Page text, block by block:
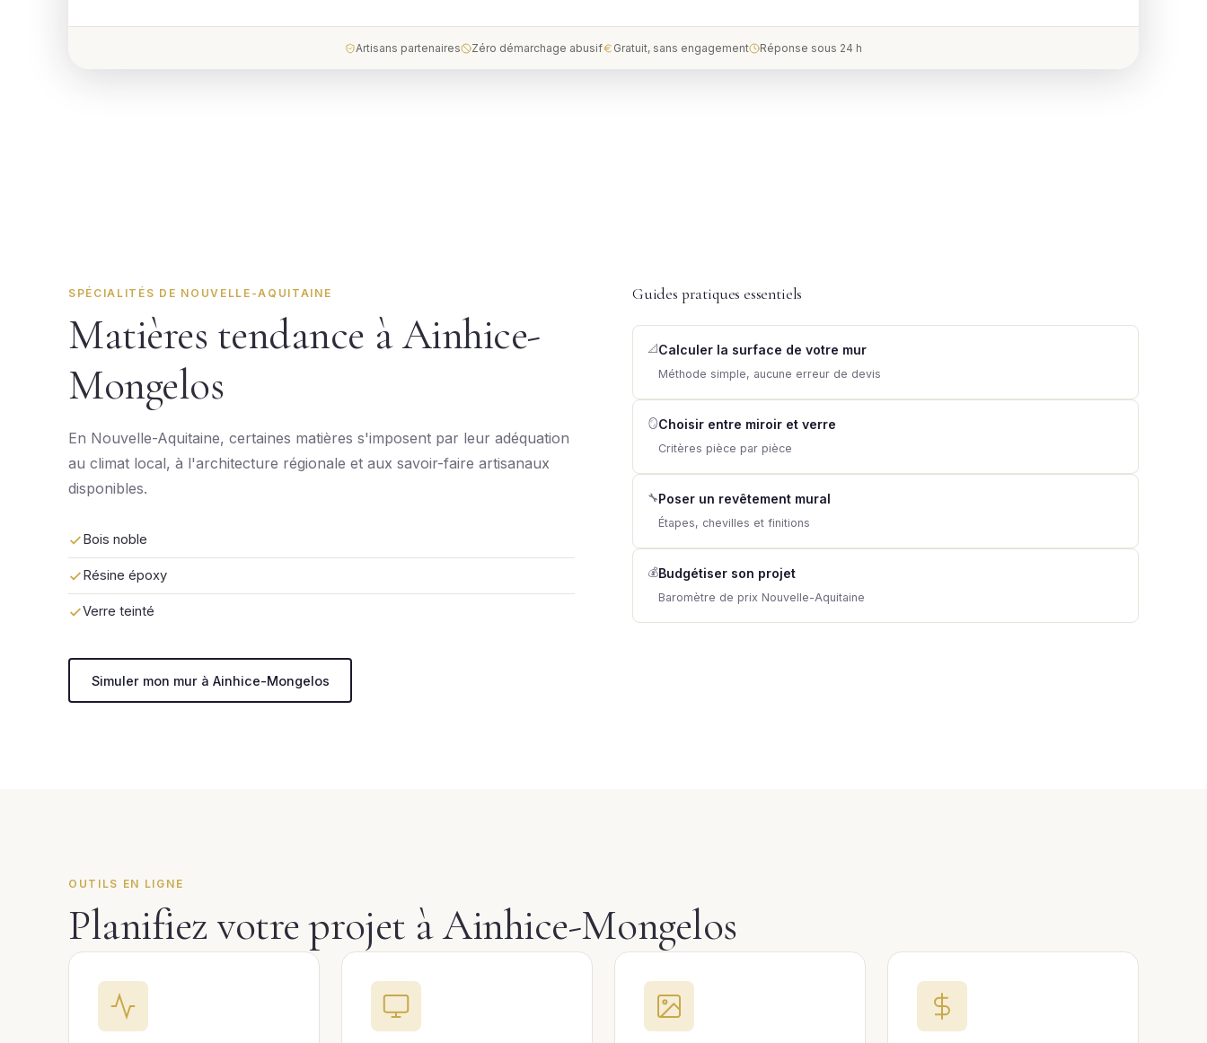
Artisans partenaires Zéro démarchage abusif Gratuit, sans engagement Réponse sous 24 h
SPÉCIALITÉS DE NOUVELLE-AQUITAINE
Matières tendance à Ainhice-
Mongelos
En Nouvelle-Aquitaine, certaines matières s'imposent par leur adéquation
au climat local, à l'architecture régionale et aux savoir-faire artisanaux
disponibles.
Bois noble
Résine époxy
Verre teinté
Simuler mon mur à Ainhice-Mongelos
Guides pratiques essentiels
📐 Calculer la surface de votre mur
Méthode simple, aucune erreur de devis
🪞Choisir entre miroir et verre
Critères pièce par pièce
🔧Poser un revêtement mural
Étapes, chevilles et finitions
💰Budgétiser son projet
Baromètre de prix Nouvelle-Aquitaine
OUTILS EN LIGNE
Planifiez votre projet à Ainhice-Mongelos